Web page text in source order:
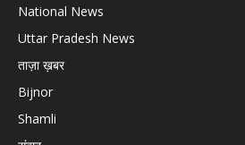
National News
Uttar Pradesh News
ताज़ा ख़बर
Bijnor
Shamli